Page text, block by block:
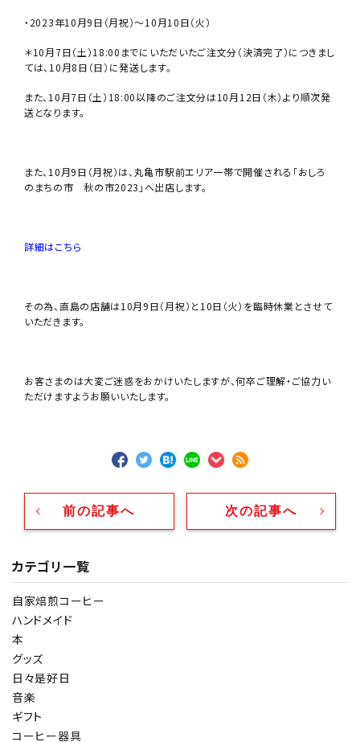
・2023年10月9日（月祝）〜10月10日（火）
＊10月7日（土）18:00までにいただいたご注文分（決済完了）につきまし
ては、10月8日（日）に発送します。
また、10月7日（土）18:00以降のご注文分は10月12日（木）より順次発
送となります。
また、10月9日（月祝）は、丸亀市駅前エリア一帯で開催される「おしろ
のまちの市 秋の市2023」へ出店します。
詳細はこちら
その為、直島の店舗は10月9日（月祝）と10日（火）を臨時休業とさせて
いただきます。
お客さまのは大変ご迷惑をおかけいたしますが、何卒ご理解・ご協力い
ただけますようお願いいたします。
前の記事へ 次の記事へ
カテゴリ一覧
自家焙煎コーヒー
ハンドメイド
本
グッズ
日々是好日
音楽
ギフト
コーヒー器具